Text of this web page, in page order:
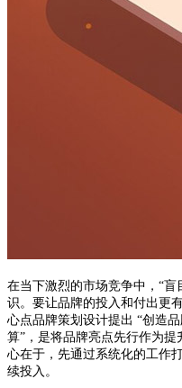
在当下激烈的市场竞争中，“
识。要让品牌的投入和付出
心点品牌策划设计提出 “创造
算”，是将品牌亮点先行作为
心在于，先通过系统化的工作
续投入。